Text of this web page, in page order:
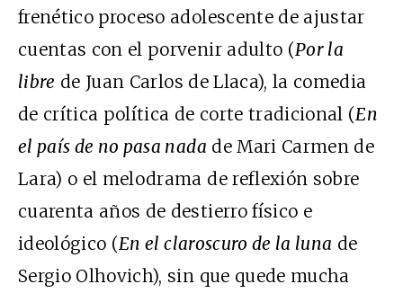
frenético proceso adolescente de ajustar
cuentas con el porvenir adulto (Por la
libre de Juan Carlos de Llaca), la comedia
de crítica política de corte tradicional (En
el país de no pasa nada de Mari Carmen de
Lara) o el melodrama de reflexión sobre
cuarenta años de destierro físico e
ideológico (En el claroscuro de la luna de
Sergio Olhovich), sin que quede mucha